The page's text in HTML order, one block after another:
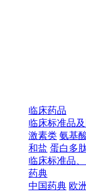
临床药品
临床标准品
激素类 氨基
和盐 蛋白多
临床标准品
药典
中国药典 欧